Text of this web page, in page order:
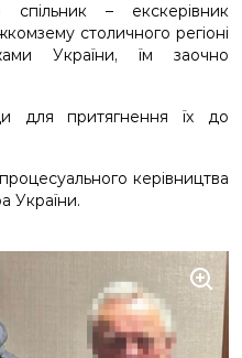
– екскерівник
столичного регіоні
України, їм заочно
для притягнення їх до
керівництва
України.